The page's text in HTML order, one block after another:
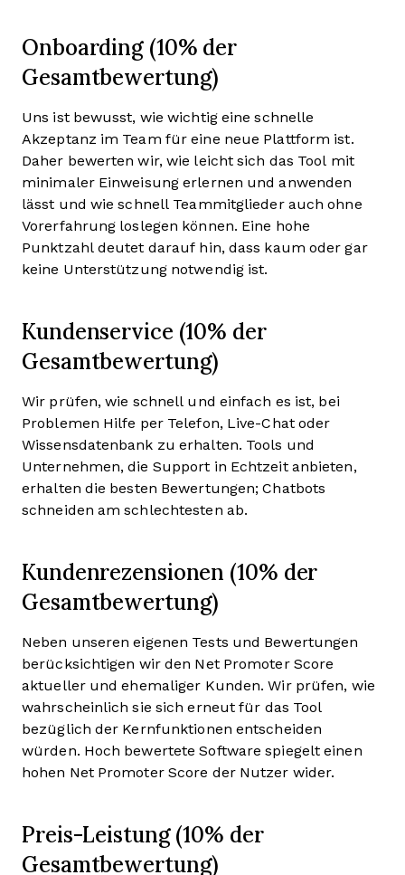
Onboarding (10% der
Gesamtbewertung)
Uns ist bewusst, wie wichtig eine schnelle
Akzeptanz im Team für eine neue Plattform ist.
Daher bewerten wir, wie leicht sich das Tool mit
minimaler Einweisung erlernen und anwenden
lässt und wie schnell Teammitglieder auch ohne
Vorerfahrung loslegen können. Eine hohe
Punktzahl deutet darauf hin, dass kaum oder gar
keine Unterstützung notwendig ist.
Kundenservice (10% der
Gesamtbewertung)
Wir prüfen, wie schnell und einfach es ist, bei
Problemen Hilfe per Telefon, Live-Chat oder
Wissensdatenbank zu erhalten. Tools und
Unternehmen, die Support in Echtzeit anbieten,
erhalten die besten Bewertungen; Chatbots
schneiden am schlechtesten ab.
Kundenrezensionen (10% der
Gesamtbewertung)
Neben unseren eigenen Tests und Bewertungen
berücksichtigen wir den Net Promoter Score
aktueller und ehemaliger Kunden. Wir prüfen, wie
wahrscheinlich sie sich erneut für das Tool
bezüglich der Kernfunktionen entscheiden
würden. Hoch bewertete Software spiegelt einen
hohen Net Promoter Score der Nutzer wider.
Preis-Leistung (10% der
Gesamtbewertung)